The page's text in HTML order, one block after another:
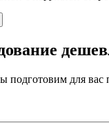
подготовим для вас